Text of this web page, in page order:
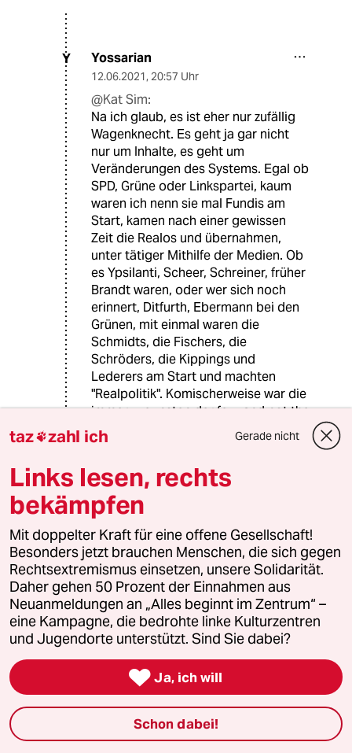
Y Yossarian
12.06.2021, 20:57 Uhr
@Kat Sim:
Na ich glaub, es ist eher nur zufällig
Wagenknecht. Es geht ja gar nicht
nur um Inhalte, es geht um
Veränderungen des Systems. Egal ob
SPD, Grüne oder Linkspartei, kaum
waren ich nenn sie mal Fundis am
Start, kamen nach einer gewissen
Zeit die Realos und übernahmen,
unter tätiger Mithilfe der Medien. Ob
es Ypsilanti, Scheer, Schreiner, früher
Brandt waren, oder wer sich noch
erinnert, Ditfurth, Ebermann bei den
Grünen, mit einmal waren die
Schmidts, die Fischers, die
Schröders, die Kippings und
Lederers am Start und machten
"Realpolitik". Komischerweise war die
immer zugunsten der few, and not the
many. Man muss sich nur mal die
Verbindungen von Albright-Schüler
Baerbock eine ähnliche "Schulung"
durchlaufen.
1G 17900 (Profil gelöscht)
12.06.2021,10:04 Uhr
Linken-Mitglieder wollen die einstige
Bundestags-Fraktionschefin aus der Partei
werfen.
Linke-Politikerin muss weg. Wie doof seid ihr
taz zahl ich Gerade nicht
Links lesen, rechts
bekämpfen
Mit doppelter Kraft für eine offene Gesellschaft!
Besonders jetzt brauchen Menschen, die sich gegen
Rechtsextremismus einsetzen, unsere Solidarität.
Daher gehen 50 Prozent der Einnahmen aus
Neuanmeldungen an „Alles beginnt im Zentrum“ –
eine Kampagne, die bedrohte linke Kulturzentren
und Jugendorte unterstützt. Sind Sie dabei?
 Ja, ich will
Schon dabei!